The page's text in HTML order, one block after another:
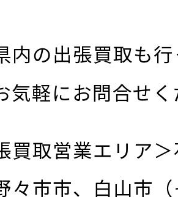
内の出張買取も
気軽にお問合せ
買取営業エリア
々市市、白山市